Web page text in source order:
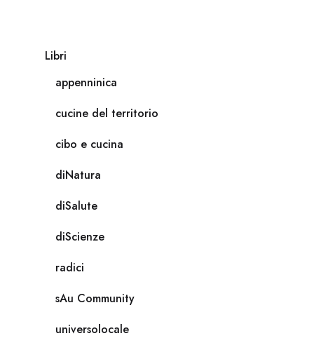
Libri
appenninica
cucine del territorio
cibo e cucina
diNatura
diSalute
diScienze
radici
sAu Community
universolocale